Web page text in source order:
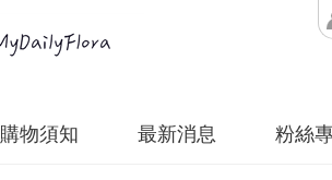
購物須知 最新消息 粉絲